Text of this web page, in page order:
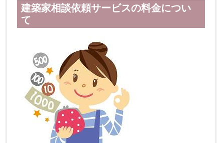
建築家相談依頼サービスの料金につい
て